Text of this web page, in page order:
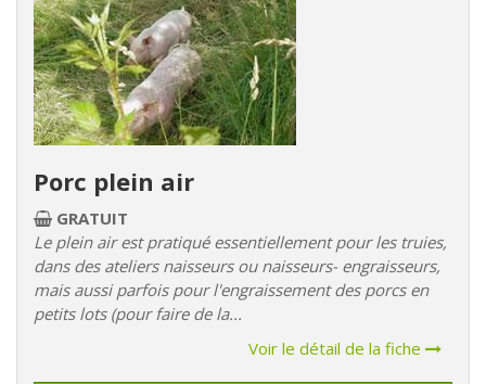
Porc plein air
GRATUIT
Le plein air est pratiqué essentiellement pour les truies,
dans des ateliers naisseurs ou naisseurs- engraisseurs,
mais aussi parfois pour l'engraissement des porcs en
petits lots (pour faire de la...
Voir le détail de la fiche